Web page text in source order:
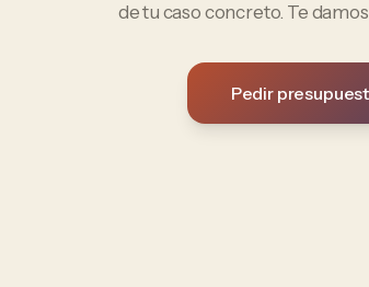
de tu caso concreto. Te
Pedir